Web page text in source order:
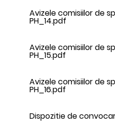
Avizele comisiilor de
PH_14.pdf
Avizele comisiilor de
PH_15.pdf
Avizele comisiilor de
PH_16.pdf
Dispozitie de